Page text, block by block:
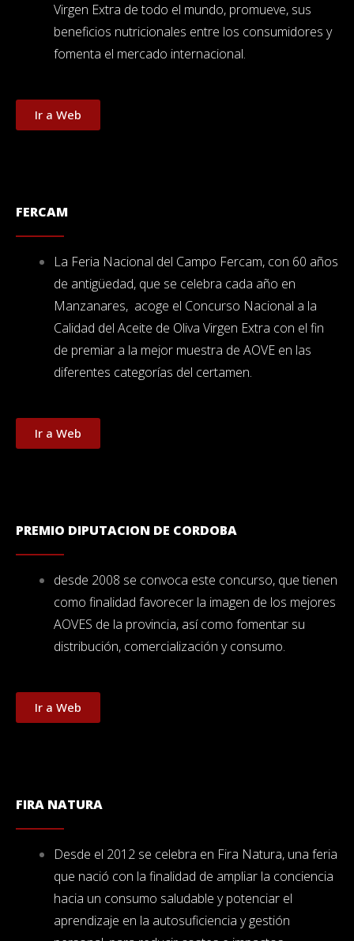
Virgen Extra de todo el mundo, promueve, sus
beneficios nutricionales entre los consumidores y
fomenta el mercado internacional.
Ir a Web
FERCAM
La Feria Nacional del Campo Fercam, con 60 años
de antigüedad, que se celebra cada año en
Manzanares, acoge el Concurso Nacional a la
Calidad del Aceite de Oliva Virgen Extra con el fin
de premiar a la mejor muestra de AOVE en las
diferentes categorías del certamen.
Ir a Web
PREMIO DIPUTACION DE CORDOBA
desde 2008 se convoca este concurso, que tienen
como finalidad favorecer la imagen de los mejores
AOVES de la provincia, así como fomentar su
distribución, comercialización y consumo.
Ir a Web
FIRA NATURA
Desde el 2012 se celebra en Fira Natura, una feria
que nació con la finalidad de ampliar la conciencia
hacia un consumo saludable y potenciar el
aprendizaje en la autosuficiencia y gestión